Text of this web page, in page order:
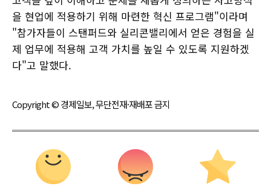
을 현업에 적용하기 위해 마련한 혁신 프로그램"이라며
"참가자들이 스탠퍼드와 실리콘밸리에서 얻은 경험을 실
제 업무에 적용해 고객 가치를 높일 수 있도록 지원하겠
다"고 말했다.
Copyright © 경제일보, 무단전재·재배포 금지